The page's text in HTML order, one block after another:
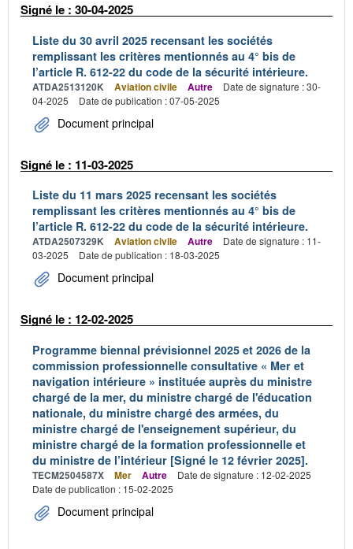
Signé le : 30-04-2025
Liste du 30 avril 2025 recensant les sociétés
remplissant les critères mentionnés au 4° bis de
l’article R. 612-22 du code de la sécurité intérieure.
ATDA2513120K Aviation civile Autre
Date de signature : 30-
04-2025
Date de publication : 07-05-2025
Document principal
Signé le : 11-03-2025
Liste du 11 mars 2025 recensant les sociétés
remplissant les critères mentionnés au 4° bis de
l’article R. 612-22 du code de la sécurité intérieure.
ATDA2507329K Aviation civile Autre
Date de signature : 11-
03-2025
Date de publication : 18-03-2025
Document principal
Signé le : 12-02-2025
Programme biennal prévisionnel 2025 et 2026 de la
commission professionnelle consultative « Mer et
navigation intérieure » instituée auprès du ministre
chargé de la mer, du ministre chargé de l'éducation
nationale, du ministre chargé des armées, du
ministre chargé de l'enseignement supérieur, du
ministre chargé de la formation professionnelle et
du ministre de l’intérieur [Signé le 12 février 2025].
TECM2504587X Mer Autre
Date de signature : 12-02-2025
Date de publication : 15-02-2025
Document principal